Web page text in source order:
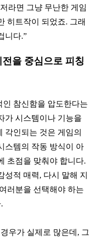
라면 그냥 무난한 게임
히트작이 되었죠. 그래
니다.”
을 중심으로 피칭
참신함을 압도한다는
가 시스템이나 기능을
각인되는 것은 게임의
스템의 작동 방식이 아
초점을 맞춰야 합니다.
적 매력, 다시 말해 지
러분을 선택해야 하는
우가 실제로 많은데, 그